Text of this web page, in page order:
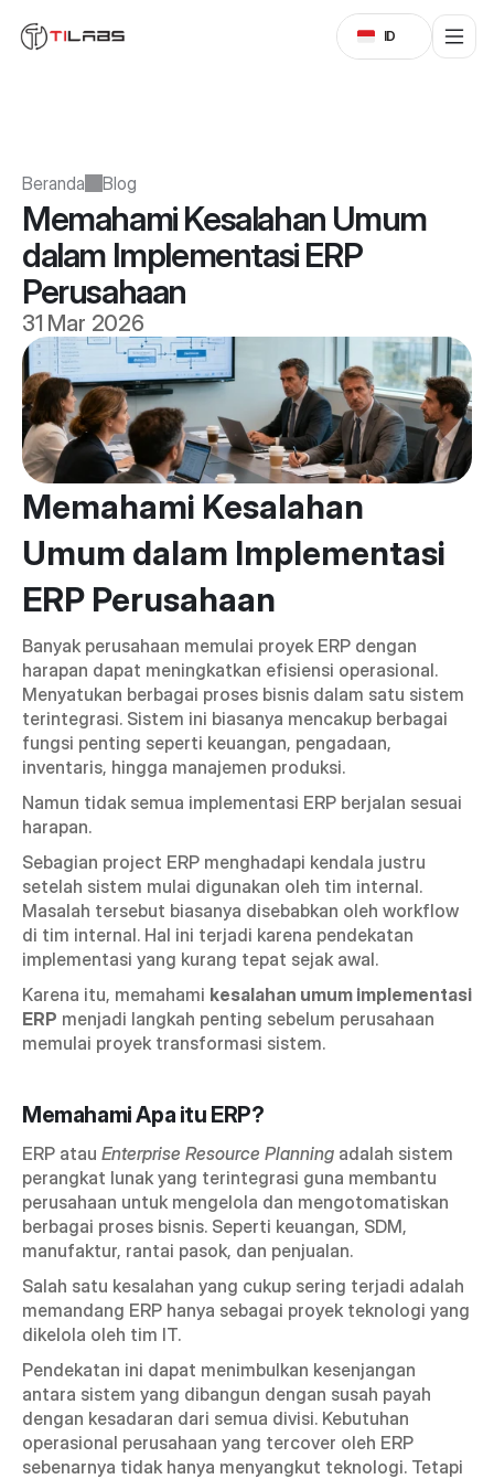
Beranda Blog
Memahami Kesalahan Umum
dalam Implementasi ERP
Perusahaan
31 Mar 2026
Memahami Kesalahan
Umum dalam Implementasi
ERP Perusahaan
Banyak perusahaan memulai proyek ERP dengan
harapan dapat meningkatkan efisiensi operasional.
Menyatukan berbagai proses bisnis dalam satu sistem
terintegrasi. Sistem ini biasanya mencakup berbagai
fungsi penting seperti keuangan, pengadaan,
inventaris, hingga manajemen produksi.
Namun tidak semua implementasi ERP berjalan sesuai
harapan.
Sebagian project ERP menghadapi kendala justru
setelah sistem mulai digunakan oleh tim internal.
Masalah tersebut biasanya disebabkan oleh workflow
di tim internal. Hal ini terjadi karena pendekatan
implementasi yang kurang tepat sejak awal.
Karena itu, memahami kesalahan umum implementasi
ERP menjadi langkah penting sebelum perusahaan
memulai proyek transformasi sistem.
Memahami Apa itu ERP?
ERP atau Enterprise Resource Planning adalah sistem
perangkat lunak yang terintegrasi guna membantu
perusahaan untuk mengelola dan mengotomatiskan
berbagai proses bisnis. Seperti keuangan, SDM,
manufaktur, rantai pasok, dan penjualan.
Salah satu kesalahan yang cukup sering terjadi adalah
memandang ERP hanya sebagai proyek teknologi yang
dikelola oleh tim IT.
Pendekatan ini dapat menimbulkan kesenjangan
antara sistem yang dibangun dengan susah payah
dengan kesadaran dari semua divisi. Kebutuhan
operasional perusahaan yang tercover oleh ERP
sebenarnya tidak hanya menyangkut teknologi. Tetapi
Select Language
ID